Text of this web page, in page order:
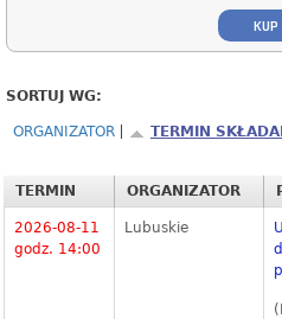
KUP
SORTUJ WG:
ORGANIZATOR TERMIN
TERMIN ORGANIZATOR
2026-08-11
godz. 14:00
Lubuskie